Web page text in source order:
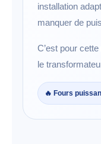
installation
manquer de
C’est pour
le
🔥 Fours